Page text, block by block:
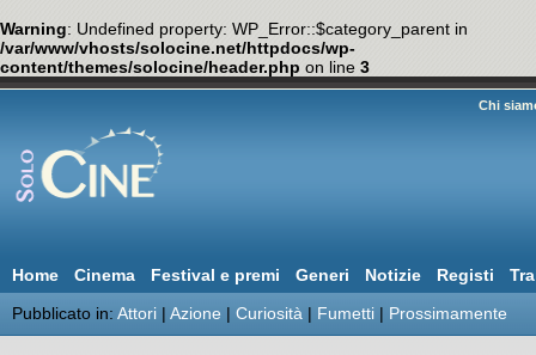
Warning: Undefined property: WP_Error::$category_parent in
/var/www/vhosts/solocine.net/httpdocs/wp-
content/themes/solocine/header.php on line 3
Chi
Home Cinema Festival e premi Generi Notizie Registi
Pubblicato in: Attori | Azione | Curiosità | Fumetti | Prossimamente